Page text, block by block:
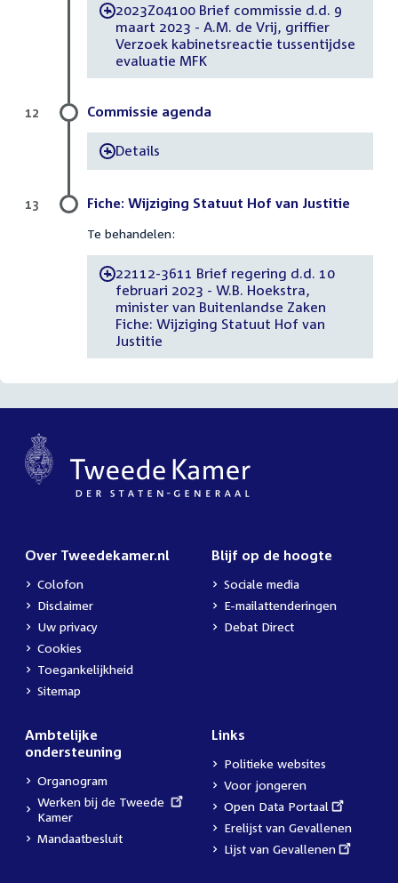
-2023Z04100 Brief commissie d.d. 9
maart 2023 - A.M. de Vrij, griffier
Verzoek kabinetsreactie tussentijdse
evaluatie MFK
Commissie agenda
-Details
12
Fiche: Wijziging Statuut Hof van Justitie
Te behandelen:
-22112-3611 Brief regering d.d. 10
februari 2023 - W.B. Hoekstra,
minister van Buitenlandse Zaken
Fiche: Wijziging Statuut Hof van
Justitie
13
Over Tweedekamer.nl
Colofon
Disclaimer
Uw privacy
Cookies
Toegankelijkheid
Sitemap
Blijf op de hoogte
Sociale media
E-mailattenderingen
Debat Direct
Ambtelijke
ondersteuning
Organogram
External
link:
Werken bij de Tweede
Kamer
Mandaatbesluit
Links
Politieke websites
Voor jongeren
External
link:
Open Data Portaal
Erelijst van Gevallenen
External
Lijst van Gevallenen